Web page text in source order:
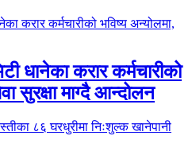
धानेका करार कर्मचारीको
सुरक्षा माग्दै आन्दोलन